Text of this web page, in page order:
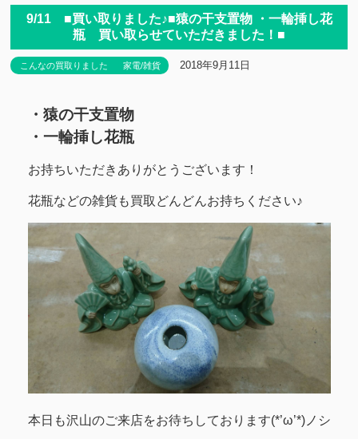
9/11 ■買い取りました♪■猿の干支置物 ・一輪挿し花
瓶 買い取らせていただきました！■
こんなの買取りました 家電/雑貨 2018年9月11日
・猿の干支置物
・一輪挿し花瓶
お持ちいただきありがとうございます！
花瓶などの雑貨も買取どんどんお持ちください♪
本日も沢山のご来店をお待ちしております(*’ω’*)ノシ